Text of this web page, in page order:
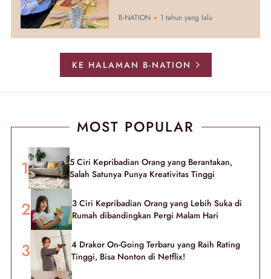
B-NATION 1 tahun yang lalu
KE HALAMAN B-NATION
MOST POPULAR
5 Ciri Kepribadian Orang yang Berantakan,
Salah Satunya Punya Kreativitas Tinggi
3 Ciri Kepribadian Orang yang Lebih Suka di
Rumah dibandingkan Pergi Malam Hari
4 Drakor On-Going Terbaru yang Raih Rating
Tinggi, Bisa Nonton di Netflix!